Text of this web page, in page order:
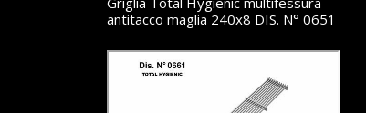
antitacco maglia 240x8 DIS. N° 0651